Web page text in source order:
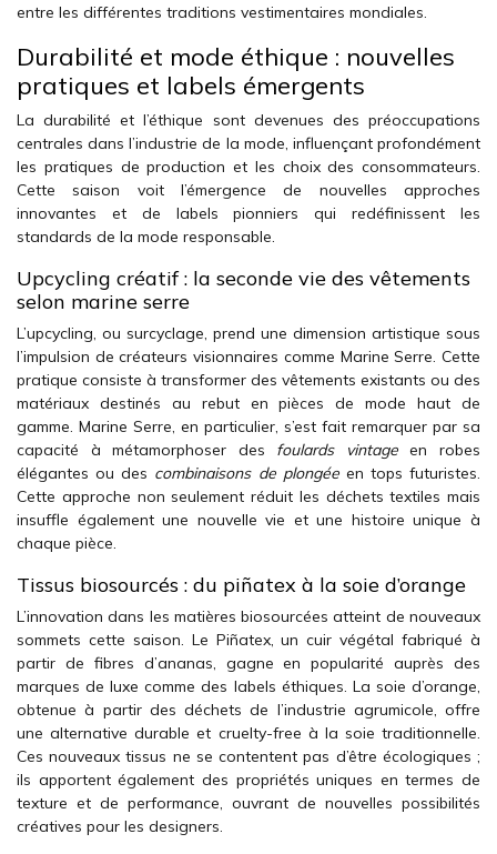
entre les différentes traditions vestimentaires mondiales.
Durabilité et mode éthique : nouvelles
pratiques et labels émergents
La durabilité et l’éthique sont devenues des préoccupations
centrales dans l’industrie de la mode, influençant profondément
les pratiques de production et les choix des consommateurs.
Cette saison voit l’émergence de nouvelles approches
innovantes et de labels pionniers qui redéfinissent les
standards de la mode responsable.
Upcycling créatif : la seconde vie des vêtements
selon marine serre
L’upcycling, ou surcyclage, prend une dimension artistique sous
l’impulsion de créateurs visionnaires comme Marine Serre. Cette
pratique consiste à transformer des vêtements existants ou des
matériaux destinés au rebut en pièces de mode haut de
gamme. Marine Serre, en particulier, s’est fait remarquer par sa
capacité à métamorphoser des foulards vintageen robes
élégantes ou des combinaisons de plongée en tops futuristes.
Cette approche non seulement réduit les déchets textiles mais
insuffle également une nouvelle vie et une histoire unique à
chaque pièce.
Tissus biosourcés : du piñatex à la soie d’orange
L’innovation dans les matières biosourcées atteint de nouveaux
sommets cette saison. Le Piñatex, un cuir végétal fabriqué à
partir de fibres d’ananas, gagne en popularité auprès des
marques de luxe comme des labels éthiques. La soie d’orange,
obtenue à partir des déchets de l’industrie agrumicole, offre
une alternative durable et cruelty-free à la soie traditionnelle.
Ces nouveaux tissus ne se contentent pas d’être écologiques ;
ils apportent également des propriétés uniques en termes de
texture et de performance, ouvrant de nouvelles possibilités
créatives pour les designers.